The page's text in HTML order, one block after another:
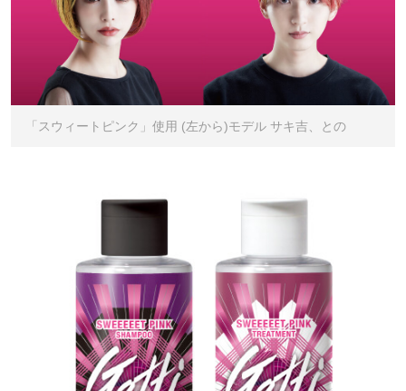
「スウィートピンク」使用 (左から)モデル サキ吉、との